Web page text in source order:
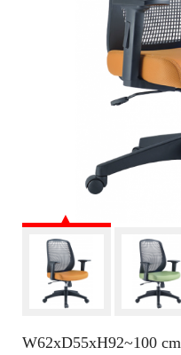
W62xD55xH92~100 cm